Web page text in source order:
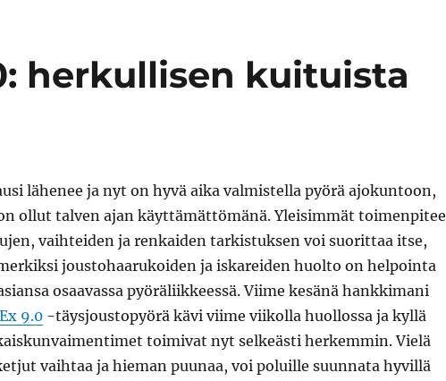
herkullisen kuituista
lähenee ja nyt on hyvä aika valmistella pyörä ajokuntoon,
ollut talven ajan käyttämättömänä. Yleisimmät
vaihteiden ja renkaiden tarkistuksen voi suorittaa itse,
joustohaarukoiden ja iskareiden huolto on helpointa
osaavassa pyöräliikkeessä. Viime kesänä hankkimani
9.0-täysjoustopyörä kävi viime viikolla huollossa ja kyllä
toimivat nyt selkeästi herkemmin. Vielä
vaihtaa ja hieman puunaa, voi poluille suunnata hyvillä